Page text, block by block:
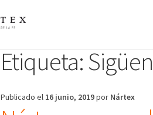
Etiqueta:
Publicado el 16 junio, 2019por Nártex